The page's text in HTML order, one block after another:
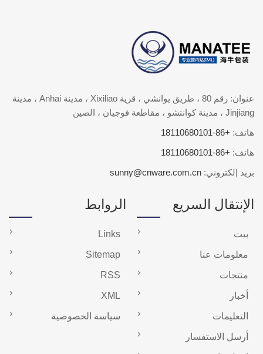
عنوان: رقم 80 ، طريق يوانشي ، قرية Xixiliao ، مدينة Anhai ، مدينة
Jinjiang ، مدينة كوانتشو ، مقاطعة فوجيان ، الصين
هاتف: +86-18110680101
هاتف: +86-18110680101
بريد إلكتروني: sunny@cnware.com.cn
الإنتقال السريع
بيت
معلومات عنا
منتجات
أخبار
التعليمات
أرسل الاستفسار
الروابط
Links
Sitemap
RSS
XML
سياسة الخصوصية